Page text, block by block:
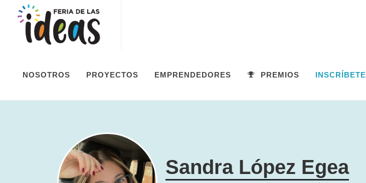
NOSOTROS PROYECTOS EMPRENDEDORES PREMIOS INSCRÍBETE
Sandra López Egea